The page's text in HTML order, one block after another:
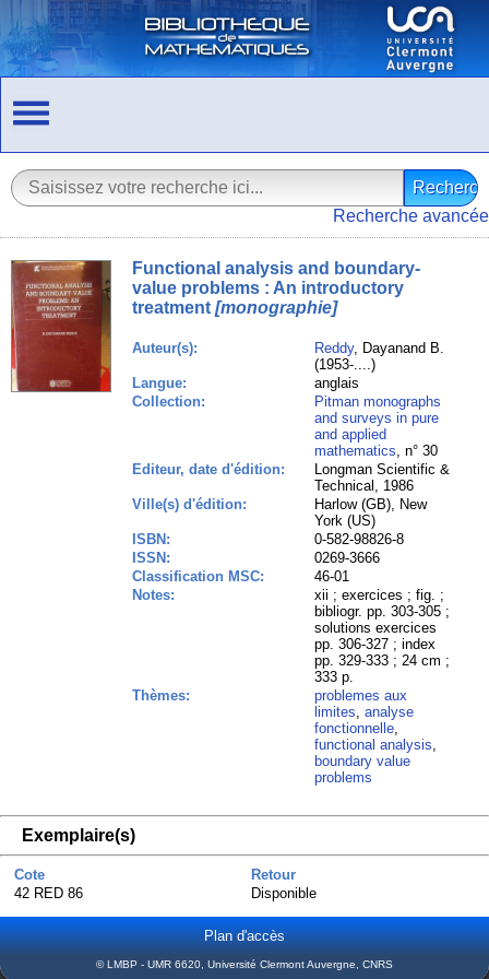
Recherche avancée
Functional analysis and boundary-
value problems : An introductory
treatment [monographie]
Auteur(s): Reddy, Dayanand B.
(1953-....)
Langue:
anglais
Collection:
Pitman monographs
and surveys in pure
and applied
mathematics, n° 30
Editeur, date d'édition:
Longman Scientific &
Technical, 1986
Ville(s) d'édition:
Harlow (GB), New
York (US)
ISBN:
0-582-98826-8
ISSN:
0269-3666
Classification MSC:
46-01
Notes:
xii ; exercices ; fig. ;
bibliogr. pp. 303-305 ;
solutions exercices
pp. 306-327 ; index
pp. 329-333 ; 24 cm ;
333 p.
Thèmes:
problemes aux
limites,analyse
fonctionnelle,
functional analysis,
boundary value
problems
Exemplaire(s)
Cote
Retour
42 RED 86
Disponible
Plan d'accès
© LMBP - UMR 6620, Université Clermont Auvergne, CNRS